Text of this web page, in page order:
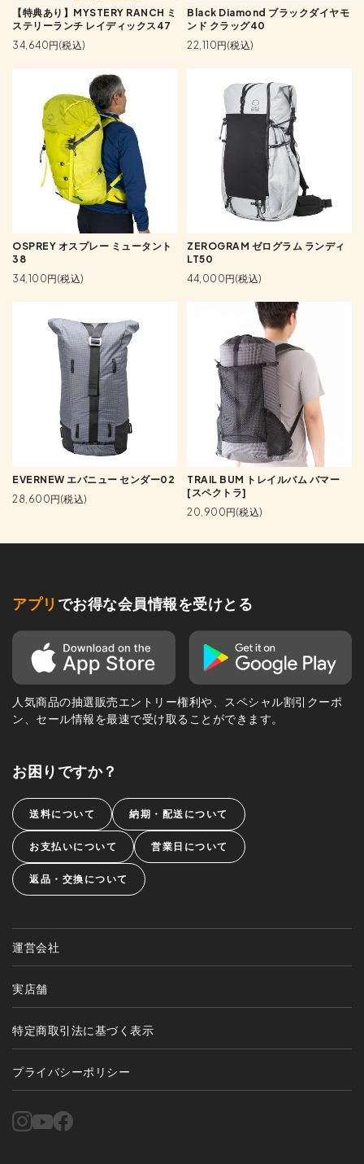
【特典あり】MYSTERY RANCH ミ
ステリーランチ レイディックス47
34,640円(税込)
Black Diamond ブラックダイヤモ
ンド クラッグ40
22,110円(税込)
OSPREY オスプレー ミュータント
38
34,100円(税込)
ZEROGRAM ゼログラム ランディ
LT50
44,000円(税込)
EVERNEW エバニュー センダー02
28,600円(税込)
TRAIL BUM トレイルバム バマー
[スペクトラ]
20,900円(税込)
アプリ でお得な会員情報を受けとる
人気商品の抽選販売エントリー権利や、スペシャル割引クーポ
ン、セール情報を最速で受け取ることができます。
お困りですか？
送料について 納期・配送について
お支払いについて 営業日について
返品・交換について
運営会社
実店舗
特定商取引法に基づく表示
プライバシーポリシー